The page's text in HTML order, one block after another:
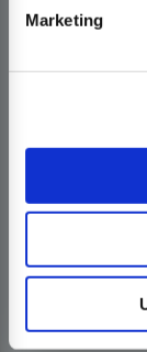
Marketing